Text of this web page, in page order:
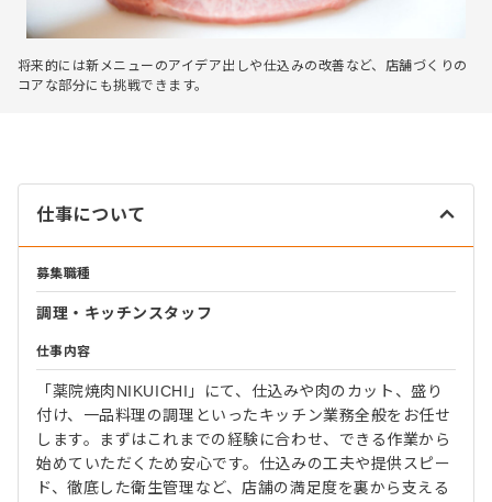
将来的には新メニューのアイデア出しや仕込みの改善など、店舗づくりの
コアな部分にも挑戦できます。
仕事について
募集職種
調理・キッチンスタッフ
仕事内容
「薬院焼肉NIKUICHI」にて、仕込みや肉のカット、盛り
付け、一品料理の調理といったキッチン業務全般をお任せ
します。まずはこれまでの経験に合わせ、できる作業から
始めていただくため安心です。仕込みの工夫や提供スピー
ド、徹底した衛生管理など、店舗の満足度を裏から支える